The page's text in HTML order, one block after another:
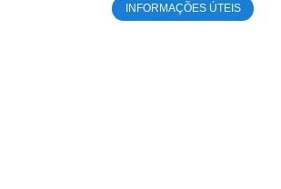
INFORMAÇÕES ÚTEIS